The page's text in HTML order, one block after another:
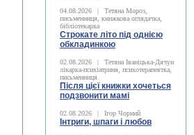
04.08.2026 |
Тетяна Мороз,
письменниця, книжкова оглядачка,
бібліотекарка
Строкате літо під однією
обкладинкою
02.08.2026 |
Тетяна Іваніцька-Дячун
лікарка-психіатриня, психотерапевтка,
письменниця
Після цієї книжки хочеться
подзвонити мамі
02.08.2026 | Ігор Чорний
Інтриги, шпаги і любов